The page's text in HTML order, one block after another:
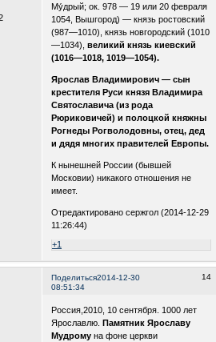
Му́дрый; ок. 978 — 19 или 20 февраля
1054, Вышгород) — князь ростовский
(987—1010), князь новгородский (1010
—1034),великий князь киевский
(1016—1018, 1019—1054).
Ярослав Владимирович — сын
крестителя Руси князя Владимира
Святославича (из рода
Рюриковичей) и полоцкой княжны
Рогнеды Рогволодовны, отец, дед
и дядя многих правителей Европы.
К нынешней России (бывшей
Московии) никакого отношения не
имеет.
Отредактировано сержгол (2014-12-29
11:26:44)
+1
Поделиться 14
2014-12-30
08:51:34
Россия,2010, 10 сентября. 1000 лет
Ярославлю.Памятник Ярославу
Мудрому на фоне церкви